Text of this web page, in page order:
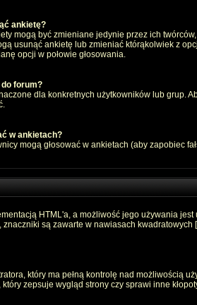
ankietę?
mogą być zmieniane jedynie przez ich
usunąć ankietę lub zmieniać którąkolwiek z
opcji w połowie głosowania.
do forum?
dla konkretnych użytkowników lub grup.
w ankietach?
mogą głosować w ankietach (aby zapobiec
HTML'a, a możliwość jego używania
są zawarte w nawiasach
który ma pełną kontrolę nad możliwością
zepsuje wygląd strony czy sprawi inne